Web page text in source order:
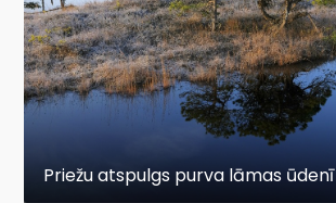
Priežu atspulgs purva lāmas ūdenī